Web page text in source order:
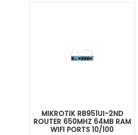
MIKROTIK RB951UI-2ND
ROUTER 650MHZ 64MB RAM
WIFI PORTS 10/100